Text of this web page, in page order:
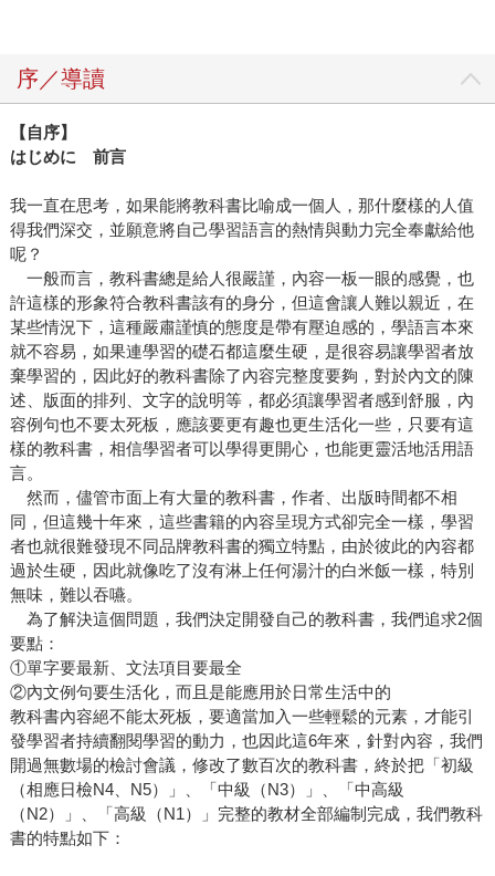
序／導讀
【自序】
はじめに 前言
我一直在思考，如果能將教科書比喻成一個人，那什麼樣的人值
得我們深交，並願意將自己學習語言的熱情與動力完全奉獻給他
呢？
一般而言，教科書總是給人很嚴謹，內容一板一眼的感覺，也
許這樣的形象符合教科書該有的身分，但這會讓人難以親近，在
某些情況下，這種嚴肅謹慎的態度是帶有壓迫感的，學語言本來
就不容易，如果連學習的礎石都這麼生硬，是很容易讓學習者放
棄學習的，因此好的教科書除了內容完整度要夠，對於內文的陳
述、版面的排列、文字的說明等，都必須讓學習者感到舒服，內
容例句也不要太死板，應該要更有趣也更生活化一些，只要有這
樣的教科書，相信學習者可以學得更開心，也能更靈活地活用語
言。
然而，儘管市面上有大量的教科書，作者、出版時間都不相
同，但這幾十年來，這些書籍的內容呈現方式卻完全一樣，學習
者也就很難發現不同品牌教科書的獨立特點，由於彼此的內容都
過於生硬，因此就像吃了沒有淋上任何湯汁的白米飯一樣，特別
無味，難以吞嚥。
為了解決這個問題，我們決定開發自己的教科書，我們追求2個
要點：
①單字要最新、文法項目要最全
②內文例句要生活化，而且是能應用於日常生活中的
教科書內容絕不能太死板，要適當加入一些輕鬆的元素，才能引
發學習者持續翻閱學習的動力，也因此這6年來，針對內容，我們
開過無數場的檢討會議，修改了數百次的教科書，終於把「初級
（相應日檢N4、N5）」、「中級（N3）」、「中高級
（N2）」、「高級（N1）」完整的教材全部編制完成，我們教科
書的特點如下：